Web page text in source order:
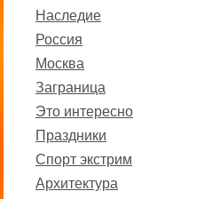
Наследие
Россия
Москва
Заграница
Это интересно
Праздники
Спорт экстрим
Архитектура